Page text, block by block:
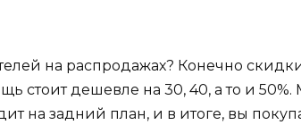
на распродажах? Конечно
стоит дешевле на 30, 40, а то и 50%.
на задний план, и в итоге, вы